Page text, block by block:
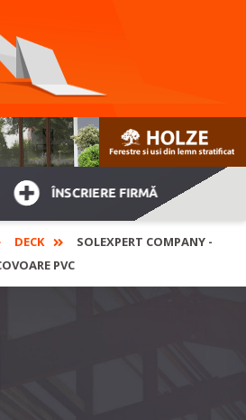
ÎNSCRIERE FIRMĂ
DECK
SOLEXPERT COMPANY -
PVC